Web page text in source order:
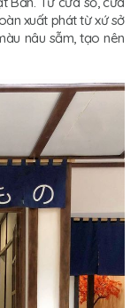
xuất phát từ xứ sở
nâu sẫm, tạo nên